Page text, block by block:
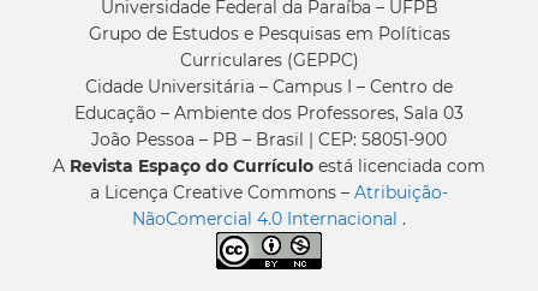
Universidade Federal da Paraíba – UFPB
Grupo de Estudos e Pesquisas em Políticas
Curriculares (GEPPC)
Cidade Universitária – Campus I – Centro de
Educação – Ambiente dos Professores, Sala 03
João Pessoa – PB – Brasil | CEP: 58051-900
A Revista Espaço do Currículo está licenciada com
a Licença Creative Commons – Atribuição-
NãoComercial 4.0 Internacional .